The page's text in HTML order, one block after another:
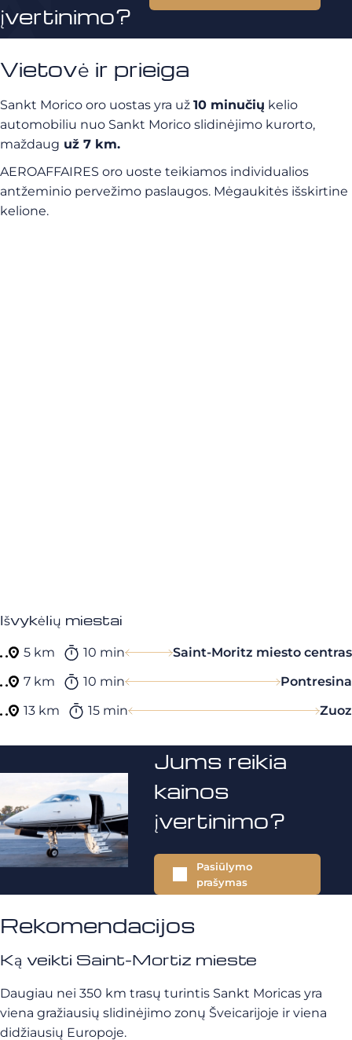
įvertinimo?
Vietovė ir prieiga
Sankt Morico oro uostas yra už 10 minučių kelio
automobiliu nuo Sankt Morico slidinėjimo kurorto,
maždaug už 7 km.
AEROAFFAIRES oro uoste teikiamos individualios
antžeminio pervežimo paslaugos. Mėgaukitės išskirtine
kelione.
Išvykėlių miestai
5 km 10 min
Saint-Moritz miesto centras
7 km
10 min
Pontresina
13 km
15 min Zuoz
Jums reikia
kainos
įvertinimo?
Pasiūlymo
prašymas
Rekomendacijos
Ką veikti Saint-Mortiz mieste
Daugiau nei 350 km trasų turintis Sankt Moricas yra
viena gražiausių slidinėjimo zonų Šveicarijoje ir viena
didžiausių Europoje.